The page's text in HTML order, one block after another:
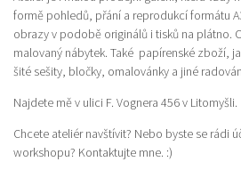
formě pohledů, přání a reprodukcí formátu
obrazy v podobě originálů i tisků na plátno.
malovaný nábytek. Také papírenské zboží,
šité sešity, bločky, omalovánky a jiné
Najdete mě v ulici F. Vognera 456 v Litomyšli.
Chcete ateliér navštívit? Nebo byste se rádi
workshopu? Kontaktujte mne. :)